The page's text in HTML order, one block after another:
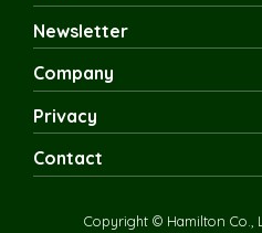
Newsletter
Company
Privacy
Contact
Copyright © Hamilton Co.,